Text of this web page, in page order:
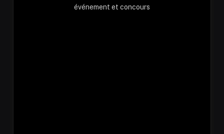
événement et concours